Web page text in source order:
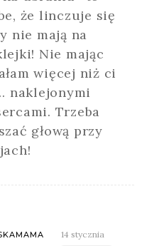
że linczuje się
nie mają na
Nie mając
więcej niż ci
naklejonymi
Trzeba
głową przy
14 stycznia